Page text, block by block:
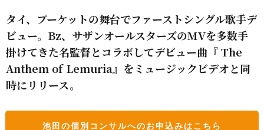
タイ、プーケットの舞台でファーストシングル歌手デ
ビュー。Bz、サザンオールスターズのMVを多数手
掛けてきた名監督とコラボしてデビュー曲『 The
Anthem of Lemuria』をミュージックビデオと同
時にリリース。
池田の個別コンサルへのお申込みはこちら